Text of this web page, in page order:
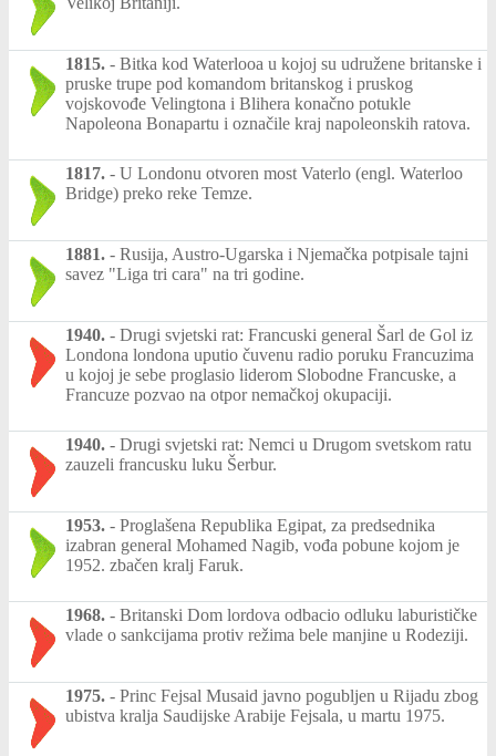
1815. - Bitka kod Waterlooa u kojoj su udružene britanske i
pruske trupe pod komandom britanskog i pruskog
vojskovođe Velingtona i Blihera konačno potukle
Napoleona Bonapartu i označile kraj napoleonskih ratova.
1817. - U Londonu otvoren most Vaterlo (engl. Waterloo
Bridge) preko reke Temze.
1881. - Rusija, Austro-Ugarska i Njemačka potpisale tajni
savez "Liga tri cara" na tri godine.
1940. - Drugi svjetski rat: Francuski general Šarl de Gol iz
Londona londona uputio čuvenu radio poruku Francuzima
u kojoj je sebe proglasio liderom Slobodne Francuske, a
Francuze pozvao na otpor nemačkoj okupaciji.
1940. - Drugi svjetski rat: Nemci u Drugom svetskom ratu
zauzeli francusku luku Šerbur.
1953. - Proglašena Republika Egipat, za predsednika
izabran general Mohamed Nagib, vođa pobune kojom je
1952. zbačen kralj Faruk.
1968. - Britanski Dom lordova odbacio odluku laburističke
vlade o sankcijama protiv režima bele manjine u Rodeziji.
1975. - Princ Fejsal Musaid javno pogubljen u Rijadu zbog
ubistva kralja Saudijske Arabije Fejsala, u martu 1975.